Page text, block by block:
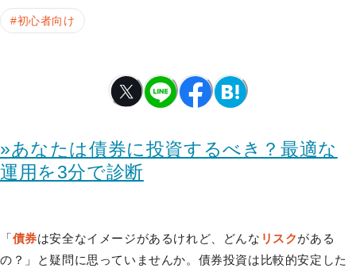
#初心者向け
»あなたは債券に投資するべき？最適な
運用を3分で診断
「債券は安全なイメージがあるけれど、どんな リスクがある
の？」と疑問に思っていませんか。債券投資は比較的安定した